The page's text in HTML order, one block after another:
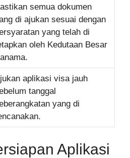
semua dokumen
di ajukan sesuai dengan
yang telah di
oleh Kedutaan Besar
aplikasi visa jauh
tanggal
yang di
Aplikasi